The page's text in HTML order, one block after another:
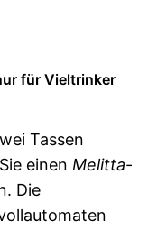
für Vieltrinker
Tassen
einen Melitta-
Die